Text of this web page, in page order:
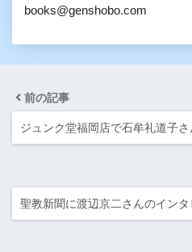
books@genshobo.com
前の記事
ジュンク堂福岡店で石牟礼道子
聖教新聞に渡辺京二さんのイン